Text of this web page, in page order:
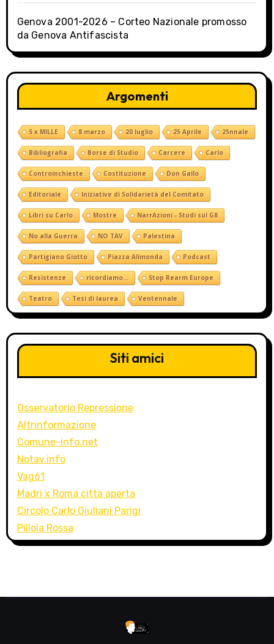
Genova 2001-2026 – Corteo Nazionale promosso
da Genova Antifascista
Argomenti
5 x MILLE 8 marzo 20 luglio 25 Aprile 25nnale
Bibliografia Borse di Studio Carcere Carlo
Controinchieste Costituzione Don Gallo
Editoriale Iniziative di Solidarietà del Comitato
Libri su Carlo Mostre NarrAzioni - Studi sul G8
No alla Guerra NO TAV Palestina
Partigiano Giotto Piazza Alimonda Podcast
Resistenze ricordiamo... Stop Rearm Europe
Teatro Tesi di laurea Ventennale
Siti amici
Osservatorio Repressione
Altrinformazione
Comune-info.net
Notav.info
Vag61
Madri x Roma città aperta
Circolo Carlo Giuliani Parigi
Pillola Rossa